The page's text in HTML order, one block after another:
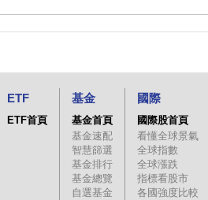
ETF
ETF首頁
基金
基金首頁
基金速配
智慧篩選
基金排行
基金總覽
自選基金
國際
國際股首頁
看懂全球景氣
全球指數
全球漲跌
指標看股市
各國強度比較